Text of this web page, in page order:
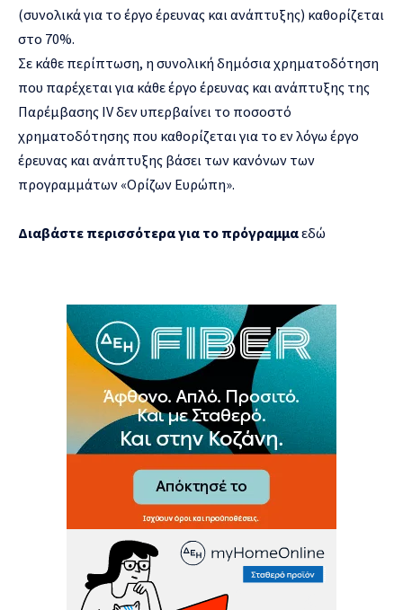
(συνολικά για το έργο έρευνας και ανάπτυξης) καθορίζεται
στο 70%.
Σε κάθε περίπτωση, η συνολική δημόσια χρηματοδότηση
που παρέχεται για κάθε έργο έρευνας και ανάπτυξης της
Παρέμβασης IV δεν υπερβαίνει το ποσοστό
χρηματοδότησης που καθορίζεται για το εν λόγω έργο
έρευνας και ανάπτυξης βάσει των κανόνων των
προγραμμάτων «Ορίζων Ευρώπη».
Διαβάστε περισσότερα για το πρόγραμμαεδώ